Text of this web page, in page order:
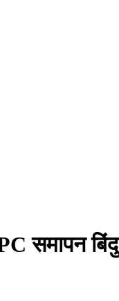
समापन बिंदु